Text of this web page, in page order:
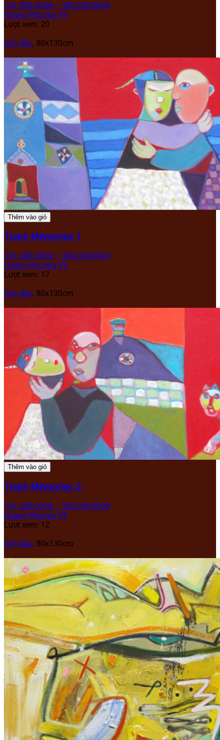
101.000.000₫ – 300.000.000₫
Hoàng Phượng Vỹ
Lượt xem: 20
Sơn dầu, 80x130cm
Thêm vào giỏ
Tranh Memories 1
101.000.000₫ – 300.000.000₫
Hoàng Phượng Vỹ
Lượt xem: 17
Sơn dầu, 80x130cm
Thêm vào giỏ
Tranh Memories 2
101.000.000₫ – 300.000.000₫
Hoàng Phượng Vỹ
Lượt xem: 12
Sơn dầu, 80x130cm